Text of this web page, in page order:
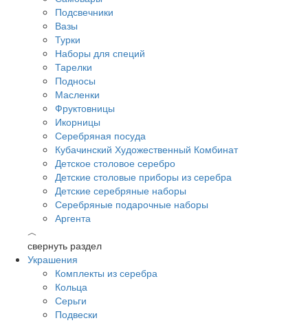
Подсвечники
Вазы
Турки
Наборы для специй
Тарелки
Подносы
Масленки
Фруктовницы
Икорницы
Серебряная посуда
Кубачинский Художественный Комбинат
Детское столовое серебро
Детские столовые приборы из серебра
Детские серебряные наборы
Серебряные подарочные наборы
Аргента
︿
свернуть раздел
Украшения
Комплекты из серебра
Кольца
Серьги
Подвески